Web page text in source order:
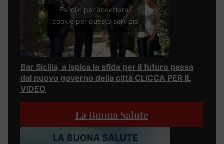
Fai clic per accettare i
cookie per questo servizio
Bar Sicilia, a Ispica la sfida per il futuro passa
dal nuovo governo della città CLICCA PER IL
VIDEO
La Buona Salute